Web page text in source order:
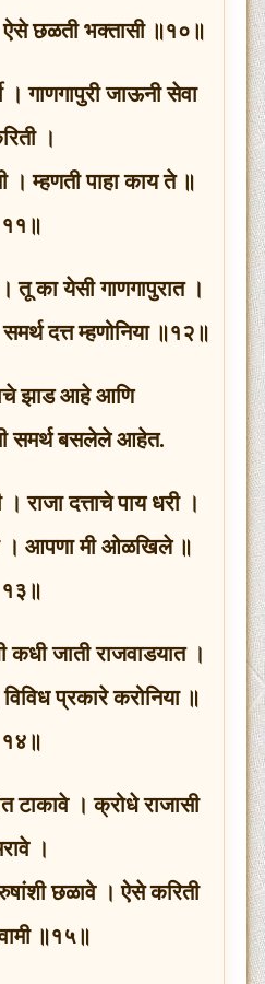
ऐसे छळती भक्तासी ॥१०॥
। गाणगापुरी जाऊनी सेवा
।
। म्हणती पाहा काय ते ॥
११॥
तू का येसी गाणगापुरात ।
दत्त म्हणोनिया ॥१२॥
झाड आहे आणि
समर्थ बसलेले आहेत.
राजा दत्ताचे पाय धरी ।
। आपणा मी ओळखिले ॥
१३॥
कधी जाती राजवाडयात ।
प्रकारे करोनिया ॥
१४॥
टाकावे । क्रोधे राजासी
।
छळावे । ऐसे करिती
॥१५॥